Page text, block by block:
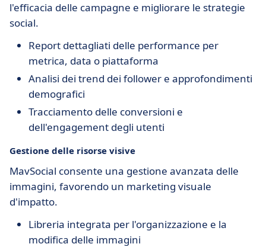
l'efficacia delle campagne e migliorare le strategie
social.
Report dettagliati delle performance per
metrica, data o piattaforma
Analisi dei trend dei follower e approfondimenti
demografici
Tracciamento delle conversioni e
dell'engagement degli utenti
Gestione delle risorse visive
MavSocial consente una gestione avanzata delle
immagini, favorendo un marketing visuale
d'impatto.
Libreria integrata per l'organizzazione e la
modifica delle immagini